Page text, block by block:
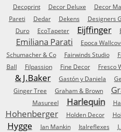
Decoprint
Decor Deluxe Decor
Pareti
Dedar Dekens Designers
Duro
EcoTapeter Eijffinger
Emiliana Parati Epoca
Schumacher & Co
Fairwinds Studio
Ball
Filpassion Fine Decor Fresco
& J.Baker
Gastón y Daniela
Ginger Tree
Graham & Brown
Masureel
Harlequin
Hohenberger Holden Decor
Hygge Ian Mankin Italreflexes